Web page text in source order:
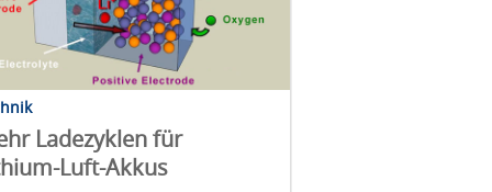
Ladezyklen für
Luft-Akkus